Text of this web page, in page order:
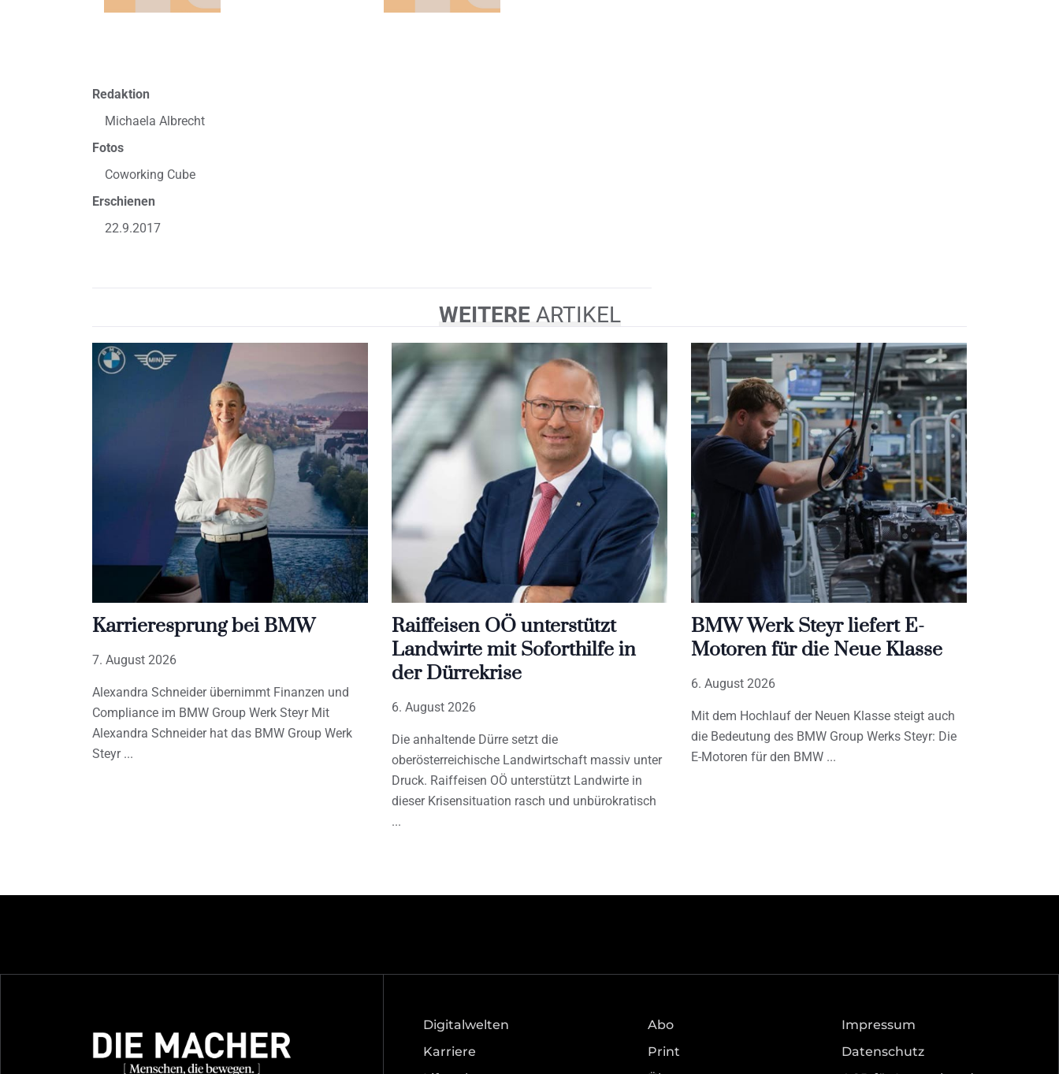
Redaktion
Michaela Albrecht
Fotos
Coworking Cube
Erschienen
22.9.2017
WEITERE ARTIKEL
Karrieresprung bei BMW
7. August 2026
Alexandra Schneider übernimmt Finanzen und
Compliance im BMW Group Werk Steyr Mit
Alexandra Schneider hat das BMW Group Werk
Steyr
Raiffeisen OÖ unterstützt
Landwirte mit Soforthilfe in
der Dürrekrise
6. August 2026
Die anhaltende Dürre setzt die
oberösterreichische Landwirtschaft massiv unter
Druck. Raiffeisen OÖ unterstützt Landwirte in
dieser Krisensituation rasch und unbürokratisch
BMW Werk Steyr liefert E-
Motoren für die Neue Klasse
6. August 2026
Mit dem Hochlauf der Neuen Klasse steigt auch
die Bedeutung des BMW Group Werks Steyr: Die
E-Motoren für den BMW
Digitalwelten
Karriere
Abo
Print
Impressum
Datenschutz